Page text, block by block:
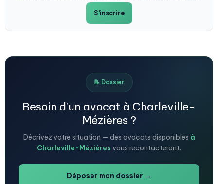
S'inscrire
📝 Dossier
Besoin d'un avocat à Charleville-
Mézières ?
Décrivez votre situation — des avocats disponibles à
Charleville-Mézières vous recontacteront.
Déposer mon dossier →